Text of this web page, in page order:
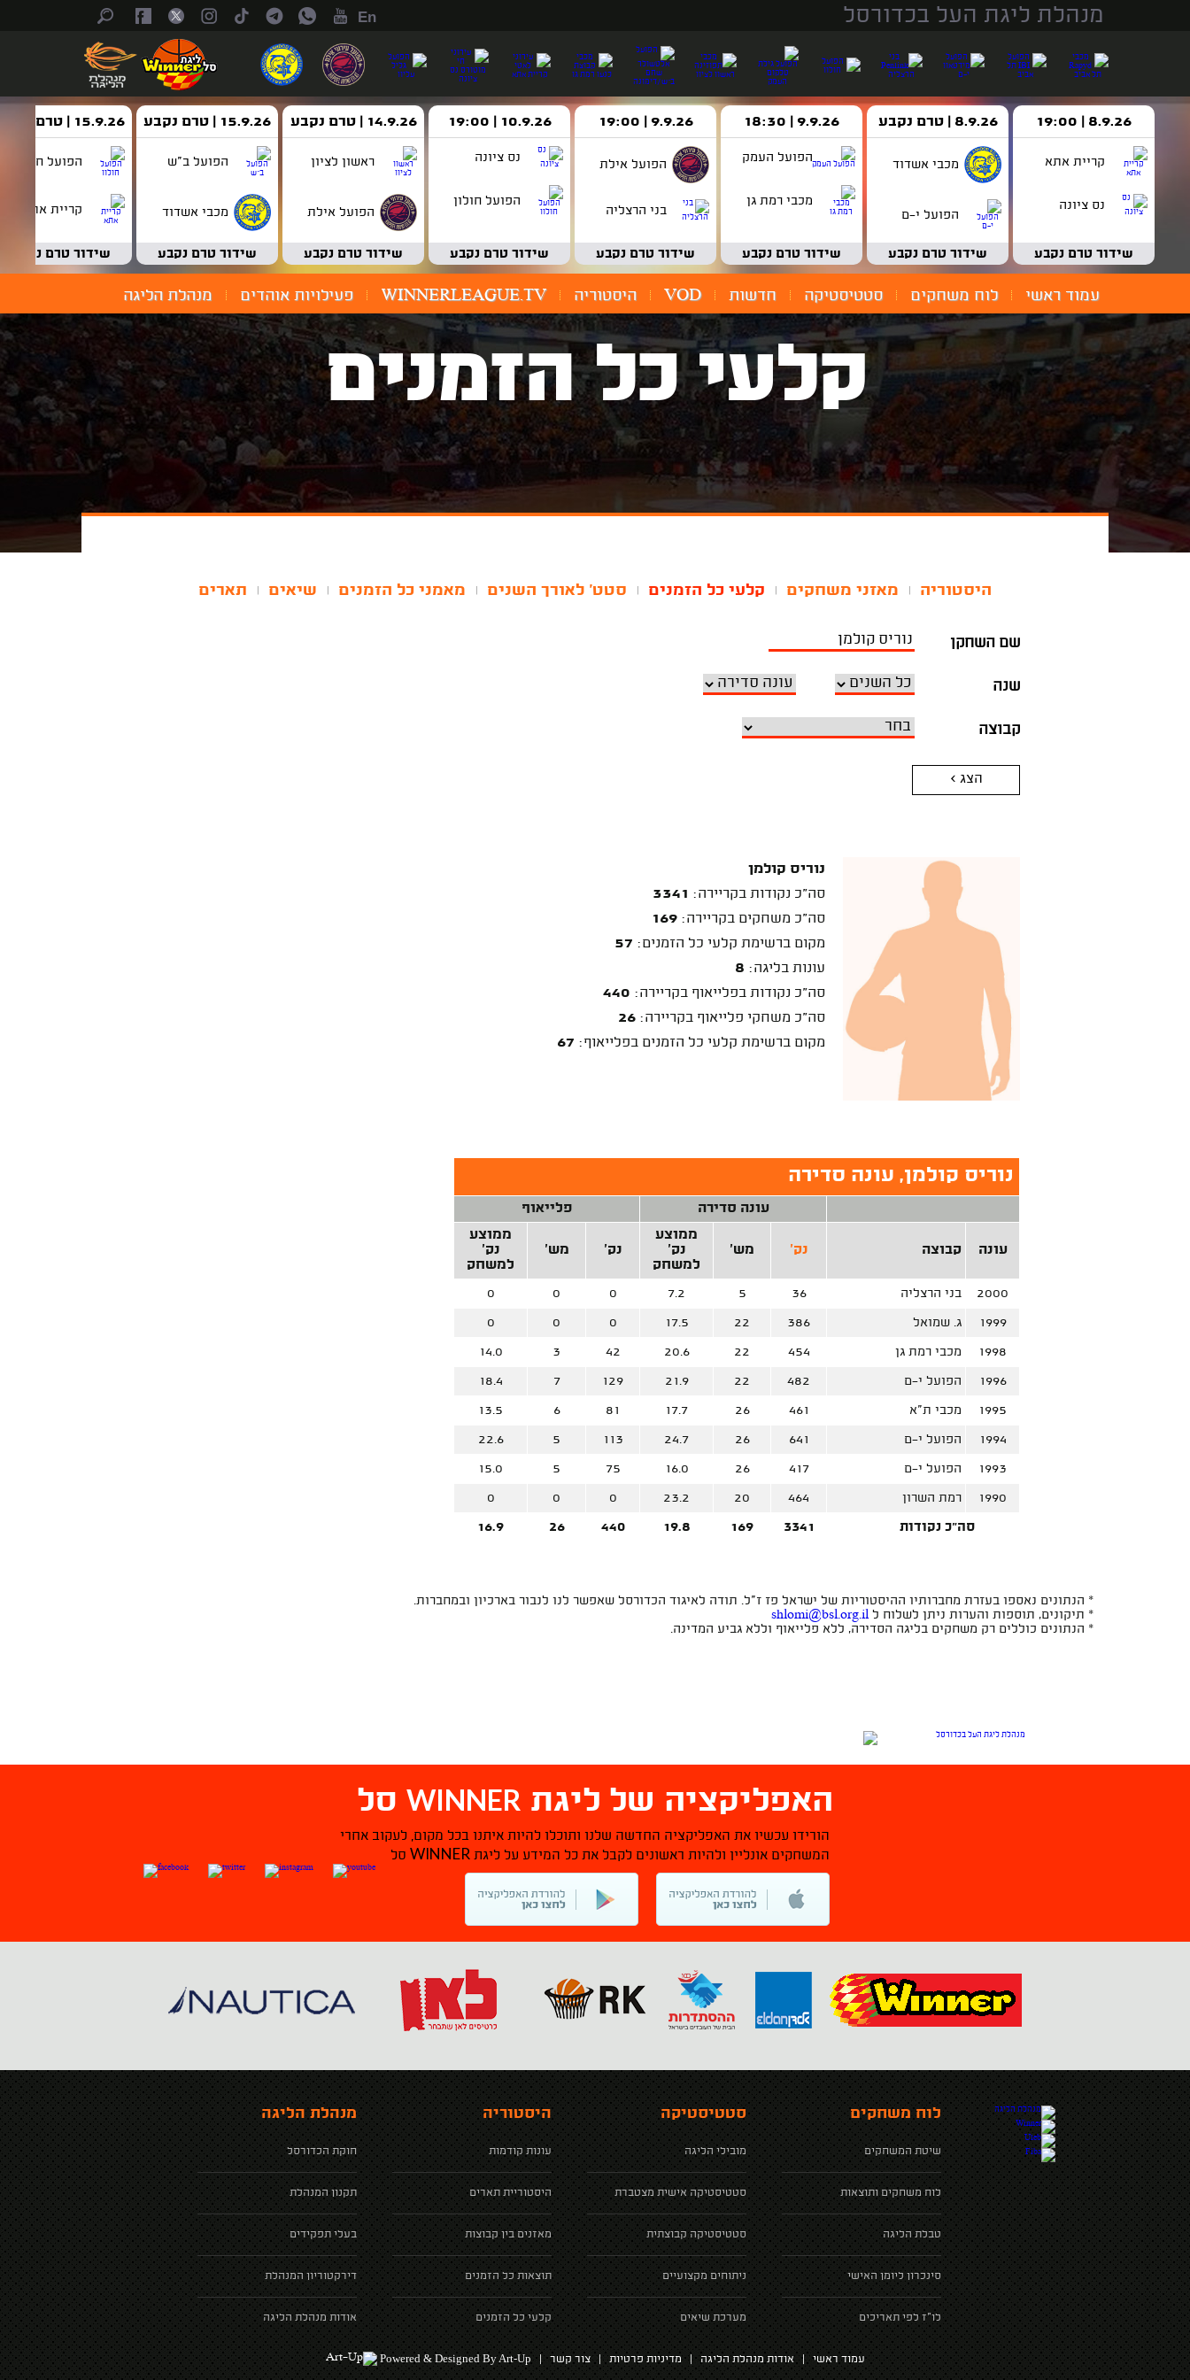
מנהלת ליגת העל בכדורסל En
8.9.26 | 19:00
קריית אתא
נס ציונה
שידור טרם נקבע
8.9.26 | טרם נקבע
מכבי אשדוד
הפועל י-ם
שידור טרם נקבע
9.9.26 | 18:30
הפועל העמק
מכבי רמת גן
שידור טרם נקבע
9.9.26 | 19:00
הפועל אילת
בני הרצליה
שידור טרם נקבע
10.9.26 | 19:00
נס ציונה
הפועל חולון
שידור טרם נקבע
14.9.26 | טרם נקבע
ראשון לציון
הפועל אילת
שידור טרם נקבע
15.9.26 | טרם נקבע
הפועל ב"ש
מכבי אשדוד
שידור טרם נקבע
15.9.26 | טרם נקבע
הפועל חולון
קריית אתא
שידור טרם נקבע
עמוד ראשי לוח משחקים סטטיסטיקה חדשות VOD היסטוריה WINNERLEAGUE.TV פעילויות אוהדים מנהלת הליגה
קלעי כל הזמנים
היסטוריה מאזני משחקים קלעי כל הזמנים סטט' לאורך השנים מאמני כל הזמנים שיאים תארים
שם השחקן
שנה
קבוצה
הצג >
נוריס קולמן
סה"כ נקודות בקריירה: 3341
סה"כ משחקים בקריירה: 169
מקום ברשימת קלעי כל הזמנים: 57
עונות בליגה: 8
סה"כ נקודות בפלייאוף בקריירה: 440
סה"כ משחקי פלייאוף בקריירה: 26
מקום ברשימת קלעי כל הזמנים בפלייאוף: 67
נוריס קולמן, עונה סדירה
עונה סדירה פלייאוף
עונה קבוצה נק' מש'
ממוצע
נק'
למשחק
נק' מש'
ממוצע
נק'
למשחק
2000 בני הרצליה 36
5
7.2
0
0
0
1999 ג. שמואל 386
22
17.5
0
0
0
1998 מכבי רמת גן 454
22
20.6
42
3
14.0
1996 הפועל י-ם 482
22
21.9
129
7
18.4
1995 מכבי ת"א 461
26
17.7
81
6
13.5
1994 הפועל י-ם 641
26
24.7
113
5
22.6
1993 הפועל י-ם 417
26
16.0
75
5
15.0
1990 רמת השרון 464
20
23.2
0
0
0
סה"כ נקודות 3341
169
19.8
440
26
16.9
* הנתונים נאספו בעזרת מחברותיו ההיסטוריות של ישראל פז ז"ל. תודה לאיגוד הכדורסל שאפשר לנו לנבור בארכיון ובמחברות.
* תיקונים, תוספות והערות ניתן לשלוח ל shlomi@bsl.org.il
* הנתונים כוללים רק משחקים בליגה הסדירה, ללא פלייאוף וללא גביע המדינה.
האפליקציה של ליגת WINNER סל
הורידו עכשיו את האפליקציה החדשה שלנו ותוכלו להיות איתנו בכל מקום, לעקוב אחרי
המשחקים אונליין ולהיות ראשונים לקבל את כל המידע על ליגת WINNER סל
לוח משחקים
שיטת המשחקים
לוח משחקים ותוצאות
טבלת הליגה
סינכרון ליומן האישי
לו"ז לפי תאריכים
סטטיסטיקה
מובילי הליגה
סטטיסטיקה אישית מצטברת
סטטיסטיקה קבוצתית
ניתוחים מקצועיים
מערכת שיאים
היסטוריה
עונות קודמות
היסטוריית תארים
מאזנים בין קבוצות
תוצאות כל הזמנים
קלעי כל הזמנים
מנהלת הליגה
חוקת הכדורסל
תקנון המנהלת
בעלי תפקידים
דירקטוריון המנהלת
אודות מנהלת הליגה
עמוד ראשי|אודות מנהלת הליגה | מדיניות פרטיות|צור קשר|
Powered & Designed By Art-Up